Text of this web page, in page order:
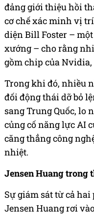
đảng giới thiệu hồi
cơ chế xác minh vị
diện Bill Foster –
xướng – cho rằng
gồm chip của Nvidia,
Trong khi đó, nhiều
đối động thái dỡ bỏ
sang Trung Quốc, lo
củng cố năng lực AI
căng thẳng công
nhiệt.
Jensen Huang trong
Sự giám sát từ cả
Jensen Huang rơi